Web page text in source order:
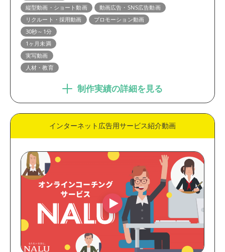
縦型動画・ショート動画
動画広告・SNS広告動画
リクルート・採用動画
プロモーション動画
30秒～1分
1ヶ月未満
実写動画
人材・教育
制作実績の詳細を見る
インターネット広告用サービス紹介動画